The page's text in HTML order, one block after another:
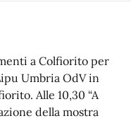
a Colfiorito per
Umbria OdV in
Alle 10,30 “A
della mostra